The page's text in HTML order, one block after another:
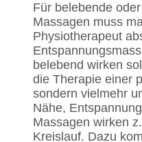
Für belebende
Massagen muss
Physiotherapeut
belebend wirken
die Therapie einer
sondern vielmehr
Nähe,
Massagen wirken
Kreislauf. Dazu